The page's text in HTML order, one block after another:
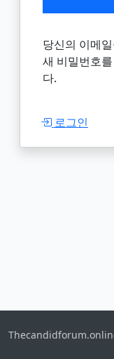
당신의 이메
새 비밀번호
다.
로그인